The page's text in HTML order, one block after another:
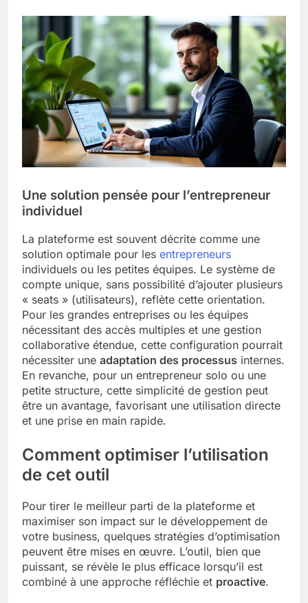
Une solution pensée pour l’entrepreneur
individuel
La plateforme est souvent décrite comme une
solution optimale pour les entrepreneurs
individuels ou les petites équipes. Le système de
compte unique, sans possibilité d’ajouter plusieurs
« seats » (utilisateurs), reflète cette orientation.
Pour les grandes entreprises ou les équipes
nécessitant des accès multiples et une gestion
collaborative étendue, cette configuration pourrait
nécessiter une adaptation des processus internes.
En revanche, pour un entrepreneur solo ou une
petite structure, cette simplicité de gestion peut
être un avantage, favorisant une utilisation directe
et une prise en main rapide.
Comment optimiser l’utilisation
de cet outil
Pour tirer le meilleur parti de la plateforme et
maximiser son impact sur le développement de
votre business, quelques stratégies d’optimisation
peuvent être mises en œuvre. L’outil, bien que
puissant, se révèle le plus efficace lorsqu’il est
combiné à une approche réfléchie et proactive.